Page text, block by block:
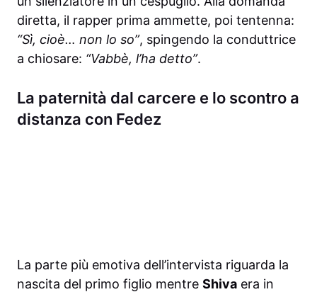
diretta, il rapper prima ammette, poi tentenna:
“Sì, cioè… non lo so”, spingendo la conduttrice
a chiosare: “Vabbè, l’ha detto”.
La paternità dal carcere e lo scontro a
distanza con Fedez
La parte più emotiva dell’intervista riguarda la
nascita del primo figlio mentre Shiva era in